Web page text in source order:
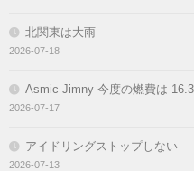
北関東は大雨
2026-07-18
Asmic Jimny 今度の燃費は
2026-07-17
アイドリングストップしない
2026-07-13